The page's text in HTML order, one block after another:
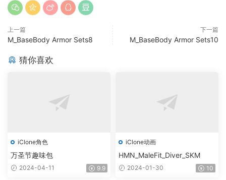
上一篇
M_BaseBody Armor Sets8
下一篇
M_BaseBody Armor Sets10
猜你喜欢
iClone角色
万圣节趣味包
2024-04-11 9.9
iClone动画
HMN_MaleFit_Diver_SKM
2024-01-30 10